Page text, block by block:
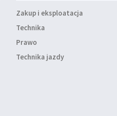
Zakup i eksploatacja
Technika
Prawo
Technika jazdy